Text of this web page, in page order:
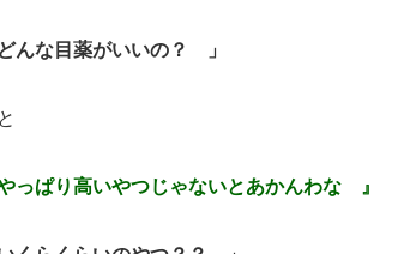
んな目薬がいいの？ 」
っぱり高いやつじゃないとあかんわな 』